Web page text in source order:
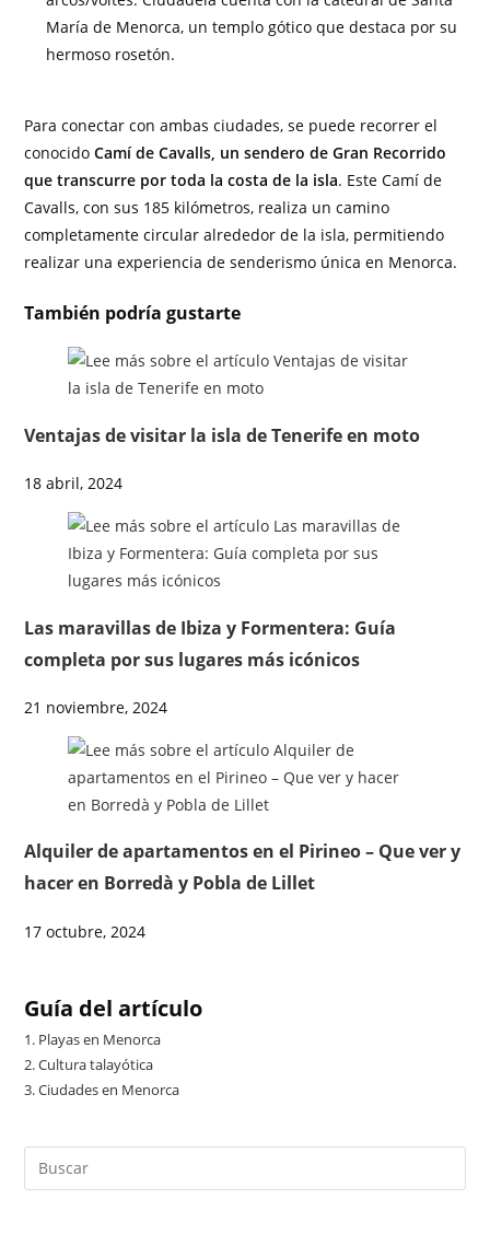
María de Menorca, un templo gótico que destaca por su
hermoso rosetón.
Para conectar con ambas ciudades, se puede recorrer el
conocido Camí de Cavalls, un sendero de Gran Recorrido
que transcurre por toda la costa de la isla. Este Camí de
Cavalls, con sus 185 kilómetros, realiza un camino
completamente circular alrededor de la isla, permitiendo
realizar una experiencia de senderismo única en Menorca.
También podría gustarte
Ventajas de visitar la isla de Tenerife en moto
18 abril, 2024
Las maravillas de Ibiza y Formentera: Guía
completa por sus lugares más icónicos
21 noviembre, 2024
Alquiler de apartamentos en el Pirineo – Que ver y
hacer en Borredà y Pobla de Lillet
17 octubre, 2024
Guía del artículo
1. Playas en Menorca
2.Cultura talayótica
3.Ciudades en Menorca